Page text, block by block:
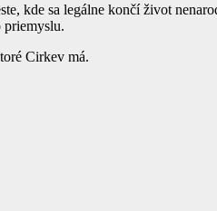
kde sa legálne končí život
priemyslu.
Cirkev má.